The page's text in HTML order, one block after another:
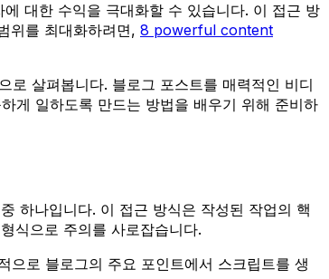
대한 수익을 극대화할 수 있습니다. 이 접근 방
위를 최대화하려면, 8 powerful content
로 살펴봅니다. 블로그 포스트를 매력적인 비디
게 일하도록 만드는 방법을 배우기 위해 준비하
하나입니다. 이 접근 방식은 작성된 작업의 핵
식으로 주의를 사로잡습니다.
으로 블로그의 주요 포인트에서 스크립트를 생